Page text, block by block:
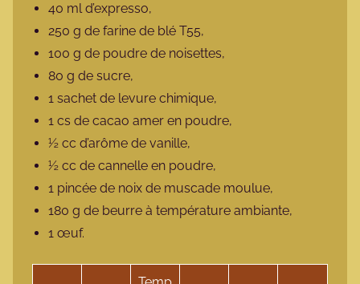
40 ml d’expresso,
250 g de farine de blé T55,
100 g de poudre de noisettes,
80 g de sucre,
1 sachet de levure chimique,
1 cs de cacao amer en poudre,
½ cc d’arôme de vanille,
½ cc de cannelle en poudre,
1 pincée de noix de muscade moulue,
180 g de beurre à température ambiante,
1 œuf.